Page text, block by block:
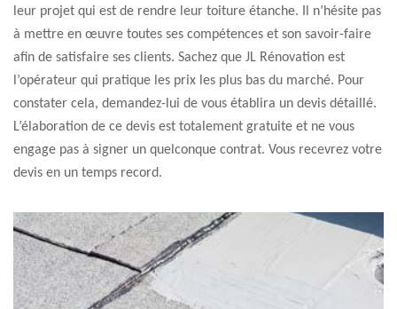
leur projet qui est de rendre leur toiture étanche. Il n’hésite pas
à mettre en œuvre toutes ses compétences et son savoir-faire
afin de satisfaire ses clients. Sachez que JL Rénovation est
l’opérateur qui pratique les prix les plus bas du marché. Pour
constater cela, demandez-lui de vous établira un devis détaillé.
L’élaboration de ce devis est totalement gratuite et ne vous
engage pas à signer un quelconque contrat. Vous recevrez votre
devis en un temps record.